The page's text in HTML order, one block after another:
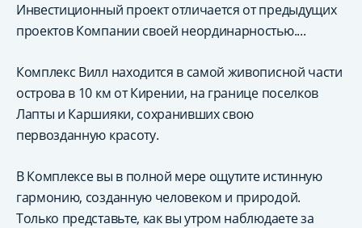
Инвестиционный проект отличается от предыдущих
проектов Компании своей неординарностью....
Комплекс Вилл находится в самой живописной части
острова в 10 км от Кирении, на границе поселков
Лапты и Каршияки, сохранивших свою
первозданную красоту.
В Комплексе вы в полной мере ощутите истинную
гармонию, созданную человеком и природой.
Только представьте, как вы утром наблюдаете за